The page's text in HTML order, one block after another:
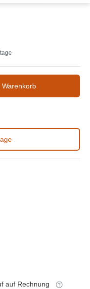
Warenkorb
auf Rechnung